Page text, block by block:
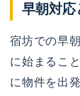
早朝対応
宿坊での早
に始まるこ
に物件を出